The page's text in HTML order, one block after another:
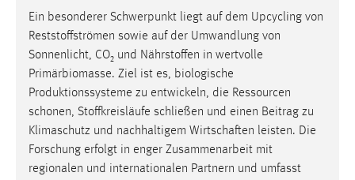
Ein besonderer Schwerpunkt liegt auf dem Upcycling von
Reststoffströmen sowie auf der Umwandlung von
Sonnenlicht, CO₂ und Nährstoffen in wertvolle
Primärbiomasse. Ziel ist es, biologische
Produktionssysteme zu entwickeln, die Ressourcen
schonen, Stoffkreisläufe schließen und einen Beitrag zu
Klimaschutz und nachhaltigem Wirtschaften leisten. Die
Forschung erfolgt in enger Zusammenarbeit mit
regionalen und internationalen Partnern und umfasst